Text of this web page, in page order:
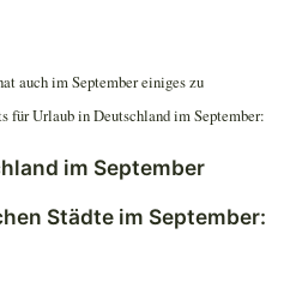
auch im September einiges zu
für Urlaub in Deutschland im September:
im September
Städte im September: